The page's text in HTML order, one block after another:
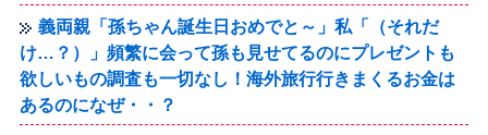
義両親「孫ちゃん誕生日おめでと～」私「（それだ
け…？）」頻繁に会って孫も見せてるのにプレゼントも
欲しいもの調査も一切なし！海外旅行行きまくるお金は
あるのになぜ・・？